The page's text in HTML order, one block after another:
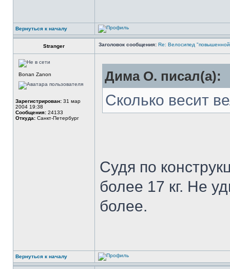
Вернуться к началу
Stranger Заголовок сообщения: Re: Велосипед
Bonan Zanon
Зарегистрирован: 31 мар
2004 19:38
Сообщения: 24133
Откуда: Санкт-Петербург
Дима О. писал(а):
Сколько весит
Судя по
более 17 кг. Не
более.
Вернуться к началу